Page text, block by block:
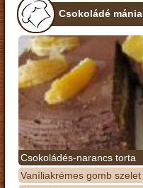
Csokoládé mánia
Csokoládés-narancs torta
Vaníliakrémes gomb szelet